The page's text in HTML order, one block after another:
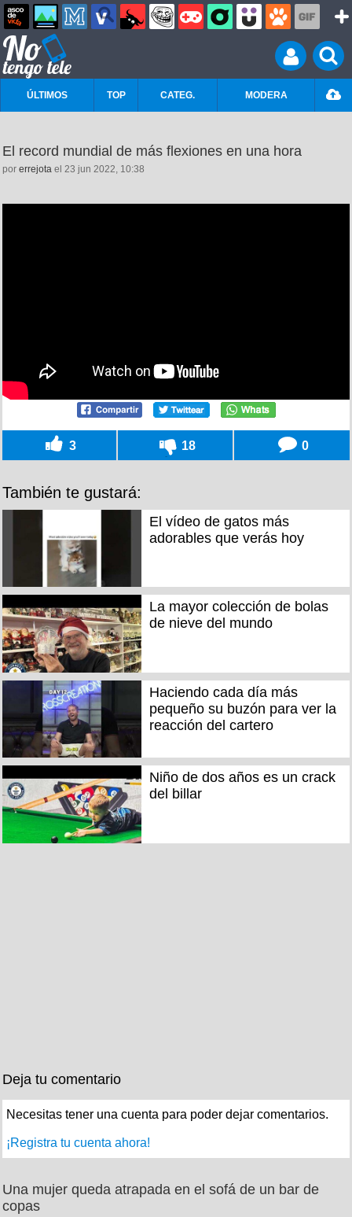
ÚLTIMOS TOP CATEG. MODERA
El record mundial de más flexiones en una hora
por errejota el 23 jun 2022, 10:38
3 18 0
También te gustará:
El vídeo de gatos más
adorables que verás hoy
La mayor colección de bolas
de nieve del mundo
Haciendo cada día más
pequeño su buzón para ver la
reacción del cartero
Niño de dos años es un crack
del billar
Deja tu comentario
Necesitas tener una cuenta para poder dejar comentarios.
¡Registra tu cuenta ahora!
Una mujer queda atrapada en el sofá de un bar de
copas